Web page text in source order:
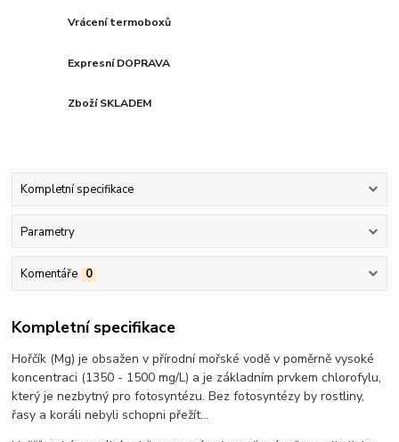
Vrácení termoboxů
Expresní DOPRAVA
Zboží SKLADEM
Kompletní specifikace
Parametry
Komentáře 0
Kompletní specifikace
Hořčík (Mg) je obsažen v přírodní mořské vodě v poměrně vysoké
koncentraci (1350 - 1500 mg/L) a je základním prvkem chlorofylu,
který je nezbytný pro fotosyntézu. Bez fotosyntézy by rostliny,
řasy a koráli nebyli schopni přežít...